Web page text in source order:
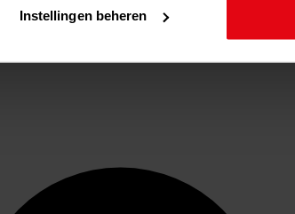
Instellingen beheren